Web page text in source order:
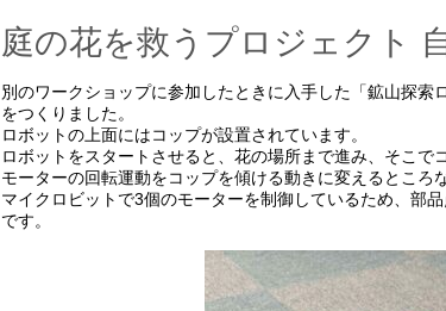
庭の花を救うプロジェクト
別のワークショップに参加したときに入手した「鉱山探索
をつくりました。
ロボットの上面にはコップが設置されています。
ロボットをスタートさせると、花の場所まで進み、そこで
モーターの回転運動をコップを傾ける動きに変えるところ
マイクロビットで3個のモーターを制御しているため、部
です。